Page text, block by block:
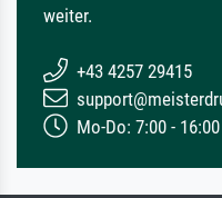
weiter.
+43 4257 29415
Mo-Do: 7:00 -